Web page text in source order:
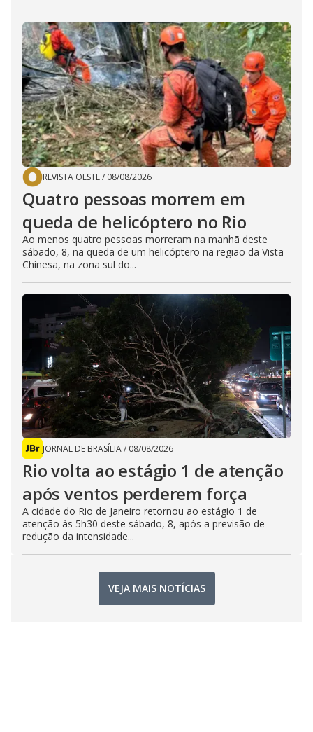
REVISTA OESTE/ 08/08/2026
Quatro pessoas morrem em
queda de helicóptero no Rio
Ao menos quatro pessoas morreram na manhã deste
sábado, 8, na queda de um helicóptero na região da Vista
Chinesa, na zona sul do...
JORNAL DE BRASÍLIA/ 08/08/2026
Rio volta ao estágio 1 de atenção
após ventos perderem força
A cidade do Rio de Janeiro retornou ao estágio 1 de
atenção às 5h30 deste sábado, 8, após a previsão de
redução da intensidade...
VEJA MAIS NOTÍCIAS